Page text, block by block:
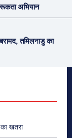
अभियान
बरामद, तमिलनाडु का
खतरा